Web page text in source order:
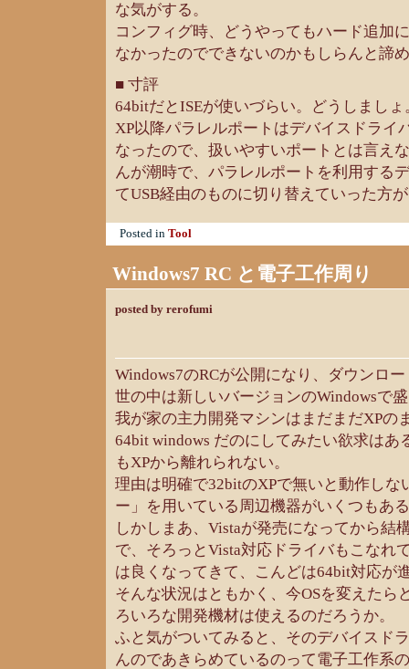
な気がする。
コンフィグ時、どうやってもハード追加
なかったのでできないのかもしらんと諦
■ 寸評
64bitだとISEが使いづらい。どうしましょ
XP以降パラレルポートはデバイスドライ
なったので、扱いやすいポートとは言え
んが潮時で、パラレルポートを利用する
てUSB経由のものに切り替えていった方
Posted in Tool
Windows7 RC と電子工作周り
posted by rerofumi
Windows7のRCが公開になり、ダウンロ
世の中は新しいバージョンのWindowsで
我が家の主力開発マシンはまだまだXPの
64bit windows だのにしてみたい欲求はあ
もXPから離れられない。
理由は明確で32bitのXPで無いと動作しな
ー」を用いている周辺機器がいくつもあ
しかしまあ、Vistaが発売になってから結
で、そろっとVista対応ドライバもこなれ
は良くなってきて、こんどは64bit対応が
そんな状況はともかく、今OSを変えたら
ろいろな開発機材は使えるのだろうか。
ふと気がついてみると、そのデバイスド
んのであきらめているのって電子工作系